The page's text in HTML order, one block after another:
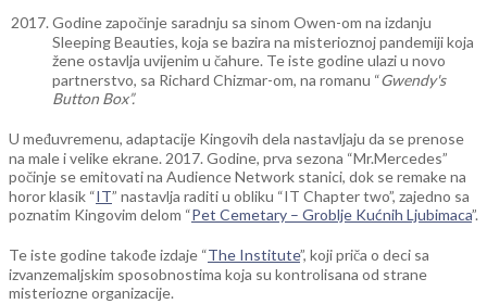
Godine započinje saradnju sa sinom Owen-om na izdanju
Sleeping Beauties, koja se bazira na misterioznoj pandemiji koja
žene ostavlja uvijenim u čahure. Te iste godine ulazi u novo
partnerstvo, sa Richard Chizmar-om, na romanu “Gwendy's
Button Box”.
U međuvremenu, adaptacije Kingovih dela nastavljaju da se prenose
na male i velike ekrane. 2017. Godine, prva sezona “Mr.Mercedes”
počinje se emitovati na Audience Network stanici, dok se remake na
horor klasik “IT” nastavlja raditi u obliku “IT Chapter two”, zajedno sa
poznatim Kingovim delom “Pet Cemetary – Groblje Kućnih Ljubimaca”.
Te iste godine takođe izdaje “The Institute”, koji priča o deci sa
izvanzemaljskim sposobnostima koja su kontrolisana od strane
misteriozne organizacije.